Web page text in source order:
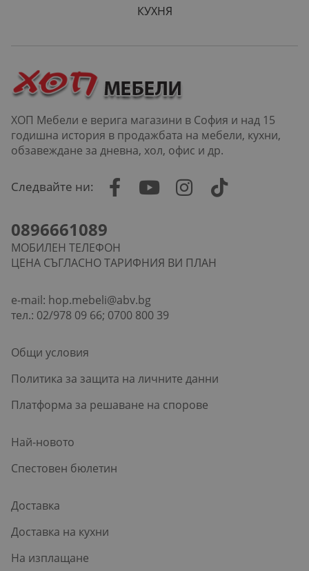
КУХНЯ
ХОП Мебели е верига магазини в София и над 15
годишна история в продажбата на мебели, кухни,
обзавеждане за дневна, хол, офис и др.
Следвайте ни:
0896661089
МОБИЛЕН ТЕЛЕФОН
ЦЕНА СЪГЛАСНО ТАРИФНИЯ ВИ ПЛАН
e-mail: hop.mebeli@abv.bg
тел.: 02/978 09 66; 0700 800 39
Общи условия
Политика за защита на личните данни
Платформа за решаване на спорове
Най-новото
Спестовен бюлетин
Доставка
Доставка на кухни
На изплащане